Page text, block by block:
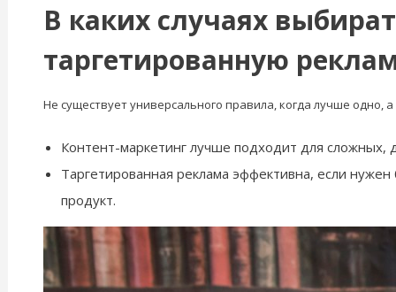
В каких случаях
таргетированную
Не существует универсального правила, когда лучше одно,
Контент-маркетинг лучше подходит для сложных,
Таргетированная реклама эффективна, если
продукт.